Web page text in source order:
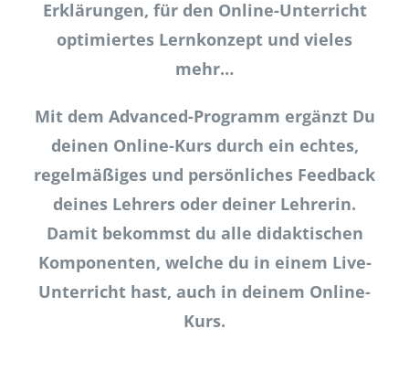
Erklärungen, für den Online-Unterricht
optimiertes Lernkonzept und vieles
mehr…
Mit dem Advanced-Programm ergänzt Du
deinen Online-Kurs durch ein echtes,
regelmäßiges und persönliches Feedback
deines Lehrers oder deiner Lehrerin.
Damit bekommst du alle didaktischen
Komponenten, welche du in einem Live-
Unterricht hast, auch in deinem Online-
Kurs.